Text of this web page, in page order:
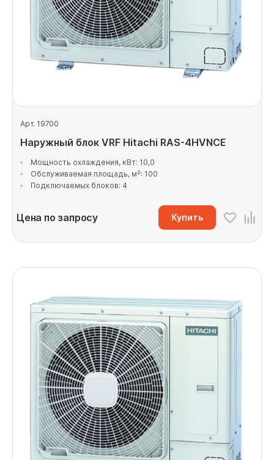
Арт. 19700
Наружный блок VRF Hitachi RAS-4HVNCE
Мощность охлаждения, кВт: 10,0
Обслуживаемая площадь, м²: 100
Подключаемых блоков: 4
Цена по запросу Купить